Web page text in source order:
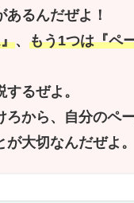
るんだぜよ！
、 もう1つは『ペ
るぜよ。
ろから、自分のペ
大切なんだぜよ。